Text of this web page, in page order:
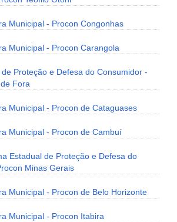
Municipal - Procon Congonhas
Municipal - Procon Carangola
de Proteção e Defesa do Consumidor -
Fora
Municipal - Procon de Cataguases
Municipal - Procon de Cambuí
Estadual de Proteção e Defesa do
Minas Gerais
Municipal - Procon de Belo Horizonte
Municipal - Procon Itabira